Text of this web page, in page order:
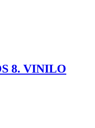
8. VINILO